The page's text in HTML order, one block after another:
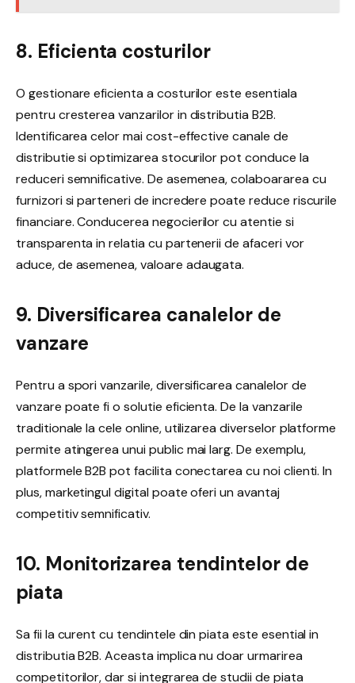
8. Eficienta costurilor
O gestionare eficienta a costurilor este esentiala
pentru cresterea vanzarilor in distributia B2B.
Identificarea celor mai cost-effective canale de
distributie si optimizarea stocurilor pot conduce la
reduceri semnificative. De asemenea, colaboararea cu
furnizori si parteneri de incredere poate reduce riscurile
financiare. Conducerea negocierilor cu atentie si
transparenta in relatia cu partenerii de afaceri vor
aduce, de asemenea, valoare adaugata.
9. Diversificarea canalelor de
vanzare
Pentru a spori vanzarile, diversificarea canalelor de
vanzare poate fi o solutie eficienta. De la vanzarile
traditionale la cele online, utilizarea diverselor platforme
permite atingerea unui public mai larg. De exemplu,
platformele B2B pot facilita conectarea cu noi clienti. In
plus, marketingul digital poate oferi un avantaj
competitiv semnificativ.
10. Monitorizarea tendintelor de
piata
Sa fii la curent cu tendintele din piata este esential in
distributia B2B. Aceasta implica nu doar urmarirea
competitorilor, dar si integrarea de studii de piata